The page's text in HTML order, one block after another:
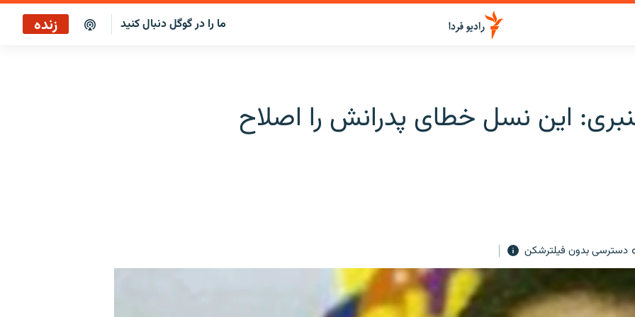
ما را در گوگل دنبال کنید زنده
این نسل خطای پدرانش را اصلاح
دسترسی بدون فیلترشکن